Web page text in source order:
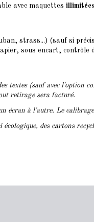
avec maquettes illimitées
strass...) (sauf si
sous encart, contrôle
textes (sauf avec l'option
retirage sera facturé.
écran à l'autre. Le
des cartons